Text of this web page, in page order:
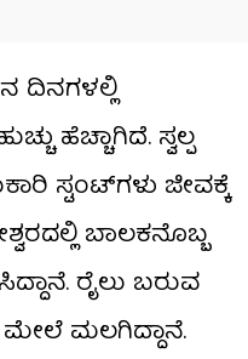
ದಿನಗಳಲ್ಲಿ
ಹೆಚ್ಚಾಗಿದೆ. ಸ್ವಲ್ಪ
ಸ್ಟಂಟ್​ಗಳು ಜೀವಕ್ಕೆ
ಬಾಲಕನೊಬ್ಬ
ರೈಲು ಬರುವ
ಮೇಲೆ ಮಲಗಿದ್ದಾನೆ.